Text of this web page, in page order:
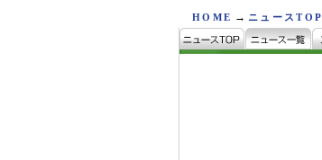
HOME → ニュースTOP